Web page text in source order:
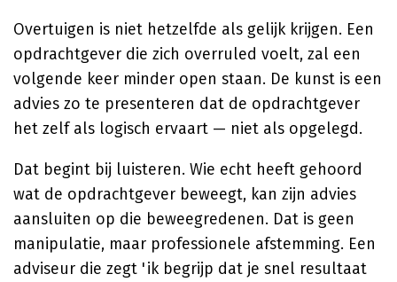
Overtuigen is niet hetzelfde als gelijk krijgen. Een
opdrachtgever die zich overruled voelt, zal een
volgende keer minder open staan. De kunst is een
advies zo te presenteren dat de opdrachtgever
het zelf als logisch ervaart — niet als opgelegd.
Dat begint bij luisteren. Wie echt heeft gehoord
wat de opdrachtgever beweegt, kan zijn advies
aansluiten op die beweegredenen. Dat is geen
manipulatie, maar professionele afstemming. Een
adviseur die zegt 'ik begrijp dat je snel resultaat